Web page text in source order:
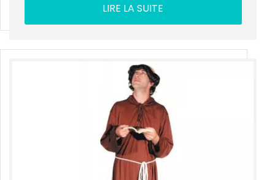
LIRE LA SUITE